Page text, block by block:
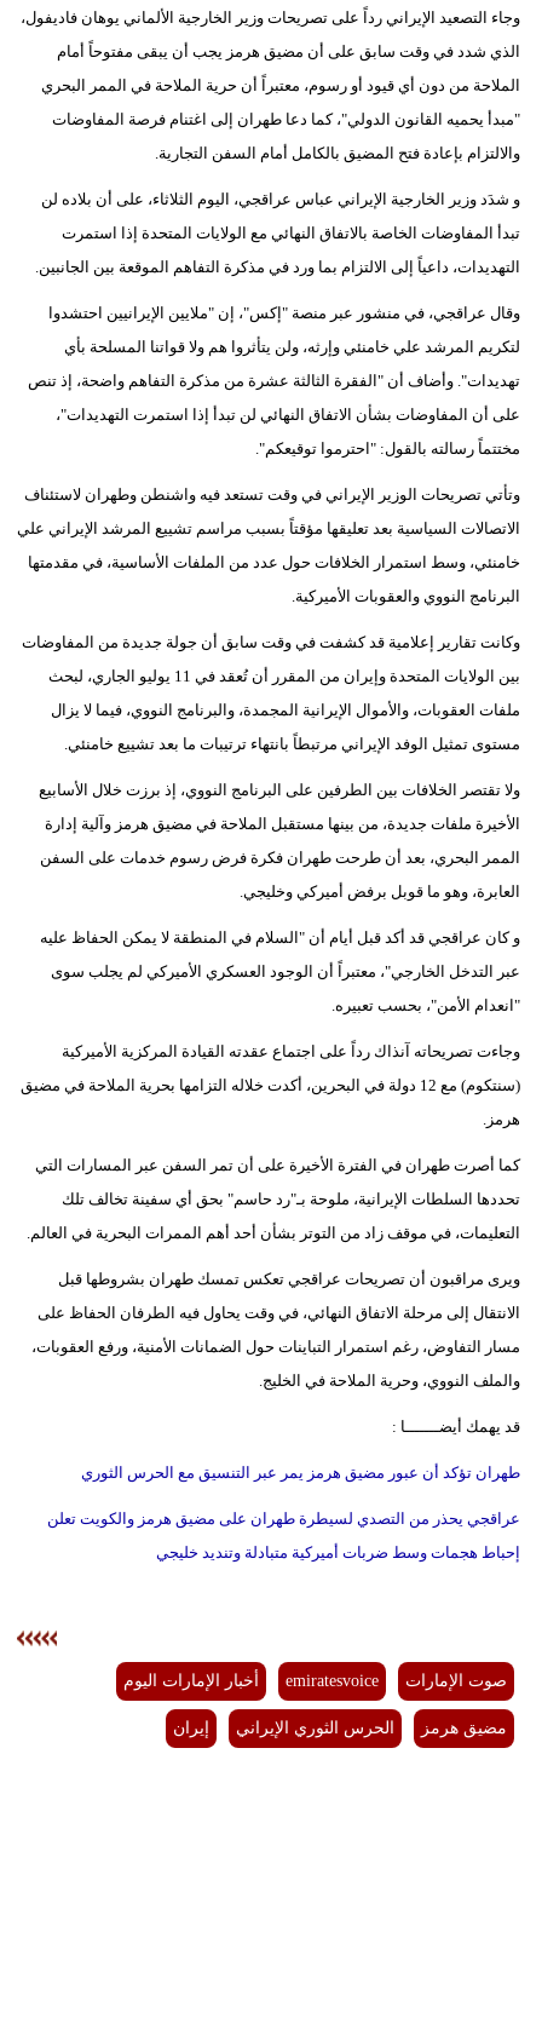
وجاء التصعيد الإيراني رداً على تصريحات وزير الخارجية الألماني يوهان فاديفول،
الذي شدد في وقت سابق على أن مضيق هرمز يجب أن يبقى مفتوحاً أمام
الملاحة من دون أي قيود أو رسوم، معتبراً أن حرية الملاحة في الممر البحري
"مبدأ يحميه القانون الدولي"، كما دعا طهران إلى اغتنام فرصة المفاوضات
والالتزام بإعادة فتح المضيق بالكامل أمام السفن التجارية.
و شدَد وزير الخارجية الإيراني عباس عراقجي، اليوم الثلاثاء، على أن بلاده لن
تبدأ المفاوضات الخاصة بالاتفاق النهائي مع الولايات المتحدة إذا استمرت
التهديدات، داعياً إلى الالتزام بما ورد في مذكرة التفاهم الموقعة بين الجانبين.
وقال عراقجي، في منشور عبر منصة "إكس"، إن "ملايين الإيرانيين احتشدوا
لتكريم المرشد علي خامنئي وإرثه، ولن يتأثروا هم ولا قواتنا المسلحة بأي
تهديدات". وأضاف أن "الفقرة الثالثة عشرة من مذكرة التفاهم واضحة، إذ تنص
على أن المفاوضات بشأن الاتفاق النهائي لن تبدأ إذا استمرت التهديدات"،
مختتماً رسالته بالقول: "احترموا توقيعكم".
وتأتي تصريحات الوزير الإيراني في وقت تستعد فيه واشنطن وطهران لاستئناف
الاتصالات السياسية بعد تعليقها مؤقتاً بسبب مراسم تشييع المرشد الإيراني علي
خامنئي، وسط استمرار الخلافات حول عدد من الملفات الأساسية، في مقدمتها
البرنامج النووي والعقوبات الأميركية.
وكانت تقارير إعلامية قد كشفت في وقت سابق أن جولة جديدة من المفاوضات
بين الولايات المتحدة وإيران من المقرر أن تُعقد في 11 يوليو الجاري، لبحث
ملفات العقوبات، والأموال الإيرانية المجمدة، والبرنامج النووي، فيما لا يزال
مستوى تمثيل الوفد الإيراني مرتبطاً بانتهاء ترتيبات ما بعد تشييع خامنئي.
ولا تقتصر الخلافات بين الطرفين على البرنامج النووي، إذ برزت خلال الأسابيع
الأخيرة ملفات جديدة، من بينها مستقبل الملاحة في مضيق هرمز وآلية إدارة
الممر البحري، بعد أن طرحت طهران فكرة فرض رسوم خدمات على السفن
العابرة، وهو ما قوبل برفض أميركي وخليجي.
و كان عراقجي قد أكد قبل أيام أن "السلام في المنطقة لا يمكن الحفاظ عليه
عبر التدخل الخارجي"، معتبراً أن الوجود العسكري الأميركي لم يجلب سوى
"انعدام الأمن"، بحسب تعبيره.
وجاءت تصريحاته آنذاك رداً على اجتماع عقدته القيادة المركزية الأميركية
(سنتكوم) مع 12 دولة في البحرين، أكدت خلاله التزامها بحرية الملاحة في مضيق
هرمز.
كما أصرت طهران في الفترة الأخيرة على أن تمر السفن عبر المسارات التي
تحددها السلطات الإيرانية، ملوحة بـ"رد حاسم" بحق أي سفينة تخالف تلك
التعليمات، في موقف زاد من التوتر بشأن أحد أهم الممرات البحرية في العالم.
ويرى مراقبون أن تصريحات عراقجي تعكس تمسك طهران بشروطها قبل
الانتقال إلى مرحلة الاتفاق النهائي، في وقت يحاول فيه الطرفان الحفاظ على
مسار التفاوض، رغم استمرار التباينات حول الضمانات الأمنية، ورفع العقوبات،
والملف النووي، وحرية الملاحة في الخليج.
قد يهمك أيضـــــــا :
طهران تؤكد أن عبور مضيق هرمز يمر عبر التنسيق مع الحرس الثوري
عراقجي يحذر من التصدي لسيطرة طهران على مضيق هرمز والكويت تعلن
إحباط هجمات وسط ضربات أميركية متبادلة وتنديد خليجي
صوت الإمارات emiratesvoice أخبار الإمارات اليوم
مضيق هرمز الحرس الثوري الإيراني إيران